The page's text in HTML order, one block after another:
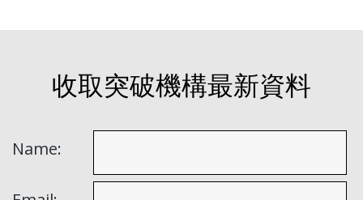
收取突破機構最新資料
Name: